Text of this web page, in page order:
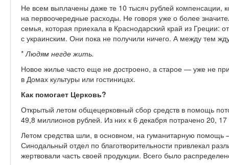
Не всем выплачены даже те 10 тысяч рублей компенсации,
на первоочередные расходы. Не говоря уже о более
семья, которая приехала в Краснодарский край из
с украинским. Они пока не получили ничего. А между тем
*Людям негде жить.
Новое жилье часто еще не достроено, а старое — уже не
в Домах культуры или гостиницах.
Как помогает Церковь?
Открытый летом общецерковный сбор средств в помощь
49,8 миллионов рублей. Из них к 6 декабря потрачено 20,
Летом средства шли, в основном, на гуманитарную
Синодальный отдел по благотворительности привлекал
жертвовали часть своей продукции. Всего было